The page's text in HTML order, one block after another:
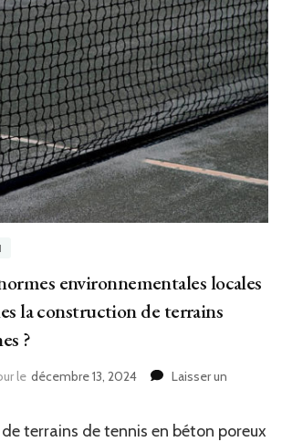
environnementales locales
la construction de terrains
?
le décembre 13, 2024
Laisser un
terrains de tennis en béton poreux